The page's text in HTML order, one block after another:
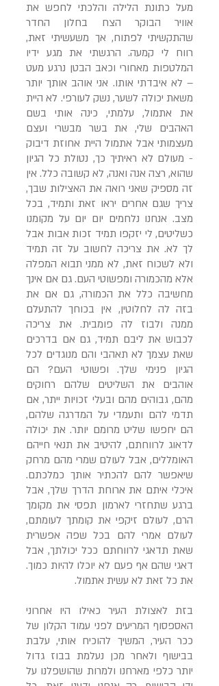
מעל כתונת הלילה והלכתי לחפש את
אוויר הבוקר הצח בחלון החדר
שהתקשיתי לפתוח, אך משעשיתי זאת,
רווח לי קמעה. הרגשתי את מגע ידיו
המלטפות מאחורי וכאב הבטן נרגע מעט
– לא איבדתי אותו. אני אוהב אותך יותר
משאת יכולה לשער, נשק לעורפי. לא היית
את אתמול, עלמתי, כינה אותי בשם
האהבים שלי, את בשר מבשרי ועצם
מעצמותי אבל אתמול היית אחוזת דיבוק
- מעולם לא ראיתיך כך, נטולת כל הגיון
שהוא, רצה אנה ואנה, לא קשובה כלל. אין
זה מספיק שאני רואה את האצילות שבך,
צריך שגם אחרים יראו זאת ותמיד, בכל
מצב. אנחנו נלחמים יום יום על מקומנו
כשליטים, לי יזקפו תמיד זכות אבות אבל
לך לא. את צריכה לחשוב על זה תמיד
ולא לשכוח זאת, לא ממני תבוא המפלה
אלא מהכמורה ומפשוטי העם. גם אם אינך
מחשיבה כלל את הכמורה, גם אם את
בזה לה לחלוטין, אין בכוחך להתעלם
ממנה ולבוז לה פומבית. את צריכה
לכבוש את ליבם תמיד, גם אם בדרכים
שאת עצמך לא תאהבי והם מנוגדים לכל
הגיון פנימי שלך. ופשוטי העם? הם
אוהבים את השליטים שלהם רחוקים
מהם, גבוהים מהם ובעלי זכויות ייתר, אם
תדמי להם ותעמדי על המדרגה שלהם,
הם יחפשו שליט מרומם יותר. את יכולה
לדאוג לרווחתם, להיטיב את תנאי חייהם
האומללים, אבל לעולם שמרי מהם מרחק
שיאפשר להם להכתיר אותך כמלכתם.
איכלי איתם את ארוחת הדרך שלך, אבל
ברגע שתחזרי לארמון תפסי את מקומך
הרם, לעולם זיקפי את קומתך לעומתם,
לעולם אמרי להם בכל שפה אפשרית
שאת תדאגי לרווחתם ככל יכולתך, אבל
דאגי שהם אף פעם לא יוכלו להיות כמוך.
את כל זאת לא עשית אתמול.
בזת לאצולת העיר כאילו היו אחרוני
האספסוף המריעים לפני עמוד הקלון של
ככר העיר, המשיך להוכיח אותי, עלבת
בבישוף ולאחר מכן נעלמת בבוז גדול
יותר כלפי מארחנו ולמרות שהושפלנו על